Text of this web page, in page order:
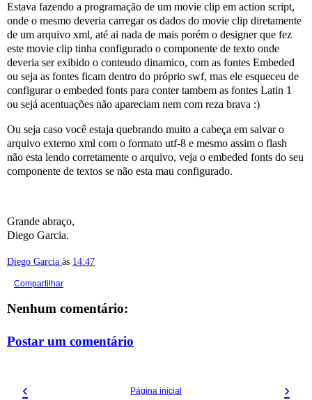
Estava fazendo a programação de um movie clip em action script,
onde o mesmo deveria carregar os dados do movie clip diretamente
de um arquivo xml, até ai nada de mais porém o designer que fez
este movie clip tinha configurado o componente de texto onde
deveria ser exibido o conteudo dinamico, com as fontes Embeded
ou seja as fontes ficam dentro do próprio swf, mas ele esqueceu de
configurar o embeded fonts para conter tambem as fontes Latin 1
ou sejá acentuações não apareciam nem com reza brava :)
Ou seja caso você estaja quebrando muito a cabeça em salvar o
arquivo externo xml com o formato utf-8 e mesmo assim o flash
não esta lendo corretamente o arquivo, veja o embeded fonts do seu
componente de textos se não esta mau configurado.
Grande abraço,
Diego Garcia.
Diego Garcia às 14:47
Compartilhar
Nenhum comentário:
Postar um comentário
‹ ›
Página inicial